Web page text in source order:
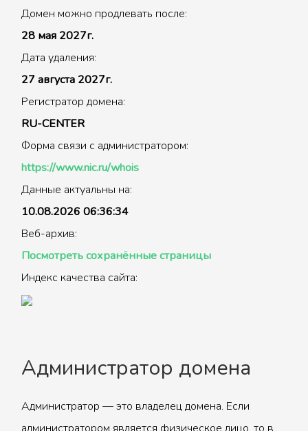
Домен можно продлевать после:
28 мая 2027г.
Дата удаления:
27 августа 2027г.
Регистратор домена:
RU-CENTER
Форма связи с администратором:
https://www.nic.ru/whois
Данные актуальны на:
10.08.2026 06:36:34
Веб-архив:
Посмотреть сохранённые страницы
Индекс качества сайта:
Администратор домена
Администратор — это владелец домена. Если